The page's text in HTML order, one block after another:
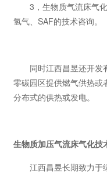
3，生物质气流床气
氢气、SAF的技术咨询。
同时江西昌昱还开发
零碳园区提供燃气供热
分布式的供热或发电。
生物质加压气流床气化技
江西昌昱长期致力